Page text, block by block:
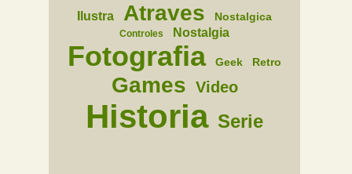
Ilustra Atraves Nostalgica
Controles Nostalgia
Fotografia Geek Retro
Games Video
Historia Serie